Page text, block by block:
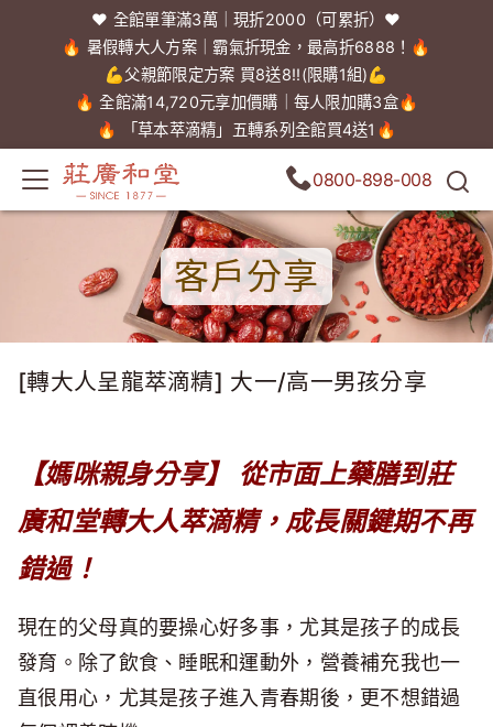
❤️ 全館單筆滿3萬｜現折2000（可累折）❤️
🔥 暑假轉大人方案｜霸氣折現金，最高折6888！🔥
💪父親節限定方案 買8送8!!(限購1組)💪
🔥 全館滿14,720元享加價購｜每人限加購3盒🔥
🔥 「草本萃滴精」五轉系列全館買4送1🔥
0800-898-008
客戶分享
[轉大人呈龍萃滴精] 大一/高一男孩分享
【媽咪親身分享】 從市面上藥膳到莊
廣和堂轉大人萃滴精，成長關鍵期不再
錯過！
現在的父母真的要操心好多事，尤其是孩子的成長
發育。除了飲食、睡眠和運動外，營養補充我也一
直很用心，尤其是孩子進入青春期後，更不想錯過